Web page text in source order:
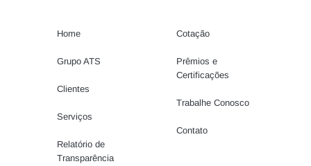
Home
Grupo ATS
Clientes
Serviços
Relatório de
Transparência
Cotação
Prêmios e
Certificações
Trabalhe Conosco
Contato